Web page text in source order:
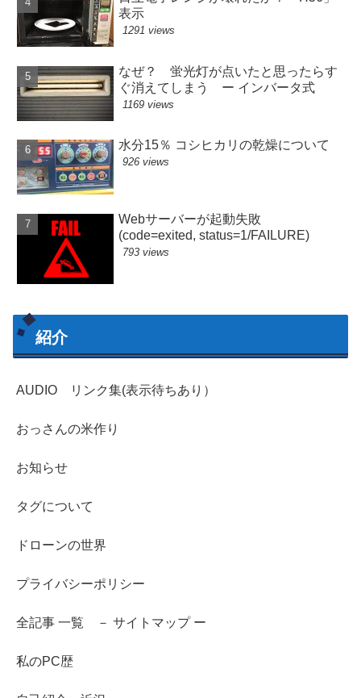
表示
1291 views
なぜ？ 蛍光灯が点いたと思ったらす
ぐ消えてしまう ー インバータ式
1169 views
水分15％ コシヒカリの乾燥について
926 views
Webサーバーが起動失敗
(code=exited, status=1/FAILURE)
793 views
紹介
AUDIO リンク集(表示待ちあり）
おっさんの米作り
お知らせ
タグについて
ドローンの世界
プライバシーポリシー
全記事 一覧 － サイトマップ ー
私のPC歴